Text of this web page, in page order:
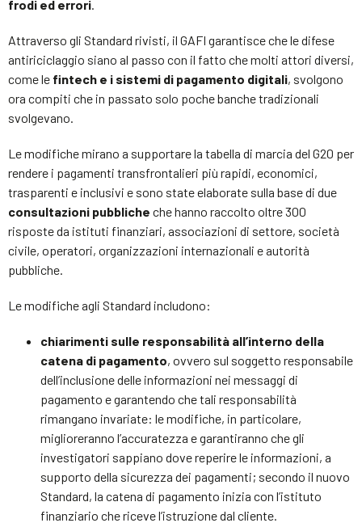
frodi ed errori.
Attraverso gli Standard rivisti, il GAFI garantisce che le difese
antiriciclaggio siano al passo con il fatto che molti attori diversi,
come le fintech e i sistemi di pagamento digitali, svolgono
ora compiti che in passato solo poche banche tradizionali
svolgevano.
Le modifiche mirano a supportare la tabella di marcia del G20 per
rendere i pagamenti transfrontalieri più rapidi, economici,
trasparenti e inclusivi e sono state elaborate sulla base di due
consultazioni pubbliche che hanno raccolto oltre 300
risposte da istituti finanziari, associazioni di settore, società
civile, operatori, organizzazioni internazionali e autorità
pubbliche.
Le modifiche agli Standard includono:
chiarimenti sulle responsabilità all’interno della
catena di pagamento, ovvero sul soggetto responsabile
dell’inclusione delle informazioni nei messaggi di
pagamento e garantendo che tali responsabilità
rimangano invariate: le modifiche, in particolare,
miglioreranno l’accuratezza e garantiranno che gli
investigatori sappiano dove reperire le informazioni, a
supporto della sicurezza dei pagamenti; secondo il nuovo
Standard, la catena di pagamento inizia con l’istituto
finanziario che riceve l’istruzione dal cliente.